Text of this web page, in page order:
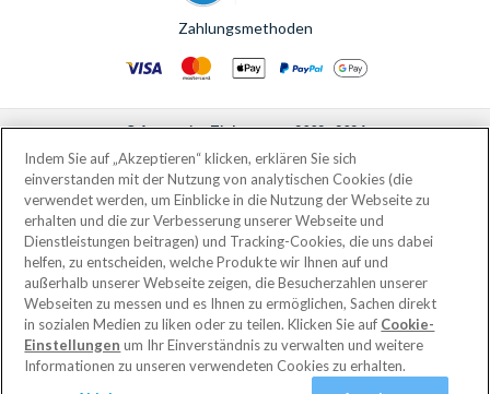
Zahlungsmethoden
© AttractionTickets.com 2002 - 2026
Eingetragener Firmensitz: 2nd Floor Nucleus House, 2 Lower Mortlake Road,
Richmond, United Kingdom, TW9 2JA.
AttractionTickets.com is a trading name of Attraction Tickets LTD, who are
the owners of UK Trademark Registration Nos. 3427114 and 3427117.
Registered in England with registered number 4390984 and VAT Number
795922965.
Indem Sie auf „Akzeptieren“ klicken, erklären Sie sich
einverstanden mit der Nutzung von analytischen Cookies (die
verwendet werden, um Einblicke in die Nutzung der Webseite zu
erhalten und die zur Verbesserung unserer Webseite und
Dienstleistungen beitragen) und Tracking-Cookies, die uns dabei
helfen, zu entscheiden, welche Produkte wir Ihnen auf und
außerhalb unserer Webseite zeigen, die Besucherzahlen unserer
Webseiten zu messen und es Ihnen zu ermöglichen, Sachen direkt
in sozialen Medien zu liken oder zu teilen. Klicken Sie auf Cookie-
Einstellungen um Ihr Einverständnis zu verwalten und weitere
Informationen zu unseren verwendeten Cookies zu erhalten.